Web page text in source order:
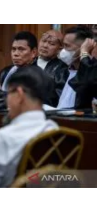
tuntutan kasus